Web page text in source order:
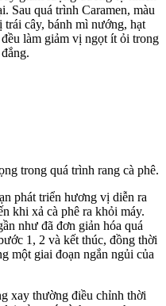
Sau quá trình Caramen, màu
trái cây, bánh mì nướng, hạt
làm giảm vị ngọt ít ỏi trong
trong quá trình rang cà phê.
phát triển hương vị diễn ra
khi xả cà phê ra khỏi máy.
như đã đơn giản hóa quá
1, 2 và kết thúc, đồng thời
một giai đoạn ngắn ngủi của
xay thường điều chỉnh thời